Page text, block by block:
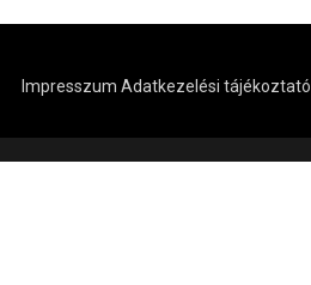
Impresszum Adatkezelési tájékoztató